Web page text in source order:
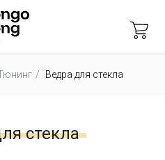
Ведра для стекла
стекла